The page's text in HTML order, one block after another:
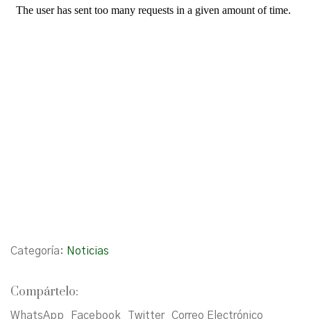
Categoría: Noticias
Compártelo:
WhatsApp Facebook Twitter Correo Electrónico